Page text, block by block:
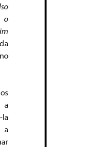
o
a